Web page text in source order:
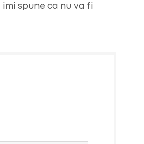
spune ca nu va fi